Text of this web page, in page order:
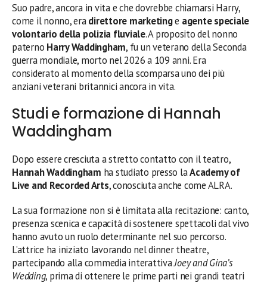
Suo padre, ancora in vita e che dovrebbe chiamarsi Harry,
come il nonno, eradirettore marketinge agente speciale
volontario della polizia fluviale. A proposito del nonno
paterno Harry Waddingham, fu un veterano della Seconda
guerra mondiale, morto nel 2026 a 109 anni. Era
considerato al momento della scomparsa uno dei più
anziani veterani britannici ancora in vita.
Studi e formazione di Hannah
Waddingham
Dopo essere cresciuta a stretto contatto con il teatro,
Hannah Waddingham ha studiato presso laAcademy of
Live and Recorded Arts, conosciuta anche come ALRA.
La sua formazione non si è limitata alla recitazione: canto,
presenza scenica e capacità di sostenere spettacoli dal vivo
hanno avuto un ruolo determinante nel suo percorso.
L’attrice ha iniziato lavorando nel dinner theatre,
partecipando alla commedia interattivaJoey and Gina’s
Wedding, prima di ottenere le prime parti nei grandi teatri